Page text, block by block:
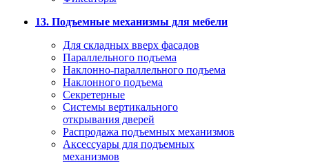
13. Подъемные механизмы для мебели
Для складных вверх фасадов
Параллельного подъема
Наклонно-параллельного подъема
Наклонного подъема
Секретерные
Системы вертикального
открывания дверей
Распродажа подъемных механизмов
Аксессуары для подъемных
механизмов